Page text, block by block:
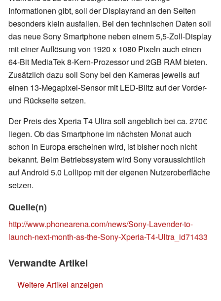
Informationen gibt, soll der Displayrand an den Seiten
besonders klein ausfallen. Bei den technischen Daten soll
das neue Sony Smartphone neben einem 5,5-Zoll-Display
mit einer Auflösung von 1920 x 1080 Pixeln auch einen
64-Bit MediaTek 8-Kern-Prozessor und 2GB RAM bieten.
Zusätzlich dazu soll Sony bei den Kameras jeweils auf
einen 13-Megapixel-Sensor mit LED-Blitz auf der Vorder-
und Rückseite setzen.
Der Preis des Xperia T4 Ultra soll angeblich bei ca. 270€
liegen. Ob das Smartphone im nächsten Monat auch
schon in Europa erscheinen wird, ist bisher noch nicht
bekannt. Beim Betriebssystem wird Sony voraussichtlich
auf Android 5.0 Lollipop mit der eigenen Nutzeroberfläche
setzen.
Quelle(n)
http://www.phonearena.com/news/Sony-Lavender-to-
launch-next-month-as-the-Sony-Xperia-T4-Ultra_id71433
Verwandte Artikel
Weitere Artikel anzeigen